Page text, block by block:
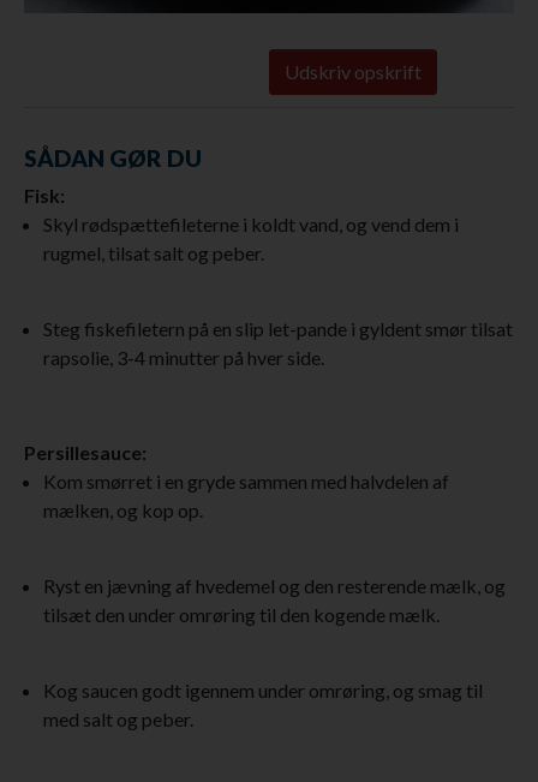
Udskriv opskrift
SÅDAN GØR DU
Fisk:
Skyl rødspættefileterne i koldt vand, og vend dem i
rugmel, tilsat salt og peber.
Steg fiskefiletern på en slip let-pande i gyldent smør tilsat
rapsolie, 3-4 minutter på hver side.
Persillesauce:
Kom smørret i en gryde sammen med halvdelen af
mælken, og kop op.
Ryst en jævning af hvedemel og den resterende mælk, og
tilsæt den under omrøring til den kogende mælk.
Kog saucen godt igennem under omrøring, og smag til
med salt og peber.